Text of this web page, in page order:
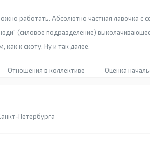
работать. Абсолютно частная лавочка с
(силовое подразделение)
как к скоту. Ну и так далее.
Отношения в коллективе Оценка
Петербурга